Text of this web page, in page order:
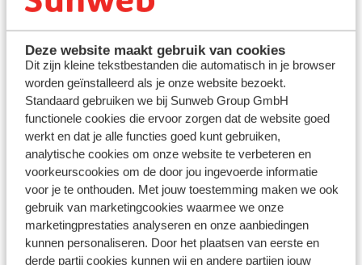
Deze website maakt gebruik van cookies
Dit zijn kleine tekstbestanden die automatisch in je browser
worden geïnstalleerd als je onze website bezoekt.
Standaard gebruiken we bij Sunweb Group GmbH
functionele cookies die ervoor zorgen dat de website goed
werkt en dat je alle functies goed kunt gebruiken,
analytische cookies om onze website te verbeteren en
voorkeurscookies om de door jou ingevoerde informatie
voor je te onthouden. Met jouw toestemming maken we ook
gebruik van marketingcookies waarmee we onze
marketingprestaties analyseren en onze aanbiedingen
kunnen personaliseren. Door het plaatsen van eerste en
derde partij cookies kunnen wij en andere partijen jouw
Lanzarote - Spanje
Marsa Alam - Egypte
Rode Zee - Egypte
Kreta - Griekenland
Rhodos - Griekenland
Turkse Riviera - Turkije